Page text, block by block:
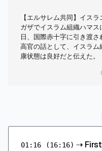
【エルサレム共同】イス
ガザでイスラム組織ハマ
日、国際赤十字に引き渡
高官の話として、イスラ
康状態は良好だと伝えた。
01:16 (16:16) ⇢